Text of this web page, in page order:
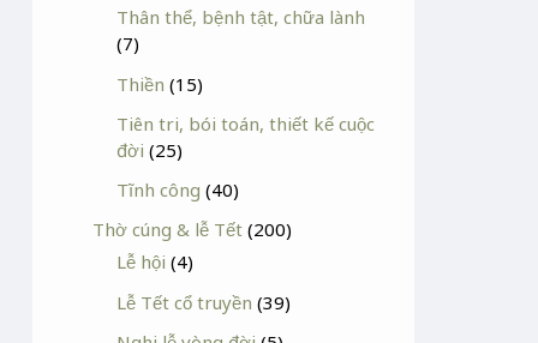
Thân thể, bệnh tật, chữa lành
(7)
Thiền (15)
Tiên tri, bói toán, thiết kế cuộc
đời (25)
Tĩnh công (40)
Thờ cúng & lễ Tết (200)
Lễ hội (4)
Lễ Tết cổ truyền (39)